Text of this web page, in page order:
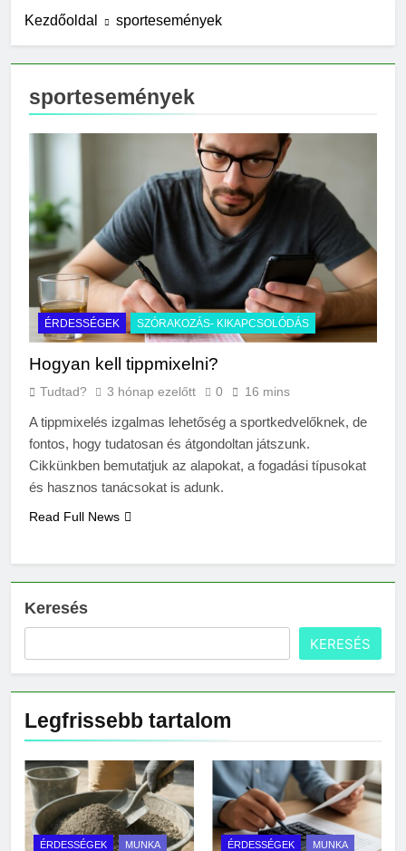
10 Óra Ezelőtt
1 Nap Ezelőtt
Mennyi a
végkielégítés?
2 Nap Ezelőtt
Mit jelent a magas
CRP?
2 Nap Ezelőtt
Mikor kell tetőt cserélni?
2 Nap Ezelőtt
Mit jelent a magas
Milyen fűtést érdemes
Kezdőoldal sportesemények
sportesemények
ÉRDESSÉGEK SZÓRAKOZÁS- KIKAPCSOLÓDÁS
Hogyan kell tippmixelni?
Tudtad? 3 hónap ezelőtt 0 16 mins
A tippmixelés izgalmas lehetőség a sportkedvelőknek, de
fontos, hogy tudatosan és átgondoltan játszunk.
Cikkünkben bemutatjuk az alapokat, a fogadási típusokat
és hasznos tanácsokat is adunk.
Read Full News
Keresés
KERESÉS
Legfrissebb tartalom
ÉRDESSÉGEK MUNKA ÉRDESSÉGEK MUNKA